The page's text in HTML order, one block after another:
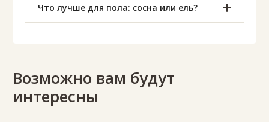
Что лучше для пола: сосна или ель?
Возможно вам будут
интересны